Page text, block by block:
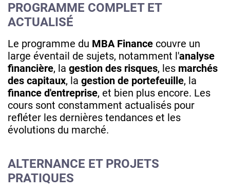
PROGRAMME COMPLET ET
ACTUALISÉ
Le programme du MBA Finance couvre un
large éventail de sujets, notamment l'analyse
financière, la gestion des risques, les marchés
des capitaux, la gestion de portefeuille, la
finance d'entreprise, et bien plus encore. Les
cours sont constamment actualisés pour
refléter les dernières tendances et les
évolutions du marché.
ALTERNANCE ET PROJETS
PRATIQUES